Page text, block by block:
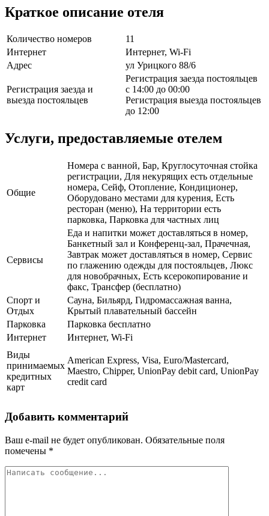
Краткое описание отеля
Количество номеров
11
Интернет
Интернет, Wi-Fi
Адрес
ул Урицкого 88/6
Регистрация заезда и
выезда постояльцев
Регистрация заезда постояльцев
с 14:00 до 00:00
Регистрация выезда постояльцев
до 12:00
Услуги, предоставляемые отелем
Общие
Номера с ванной, Бар, Круглосуточная стойка
регистрации, Для некурящих есть отдельные
номера, Сейф, Отопление, Кондиционер,
Оборудовано местами для курения, Есть
ресторан (меню), На территории есть
парковка, Парковка для частных лиц
Сервисы
Еда и напитки может доставляться в номер,
Банкетный зал и Конференц-зал, Прачечная,
Завтрак может доставляться в номер, Сервис
по глажению одежды для постояльцев, Люкс
для новобрачных, Есть ксерокопирование и
факс, Трансфер (бесплатно)
Спорт и
Отдых
Сауна, Бильярд, Гидромассажная ванна,
Крытый плавательный бассейн
Парковка
Парковка бесплатно
Интернет
Интернет, Wi-Fi
Виды
принимаемых
кредитных
карт
American Express, Visa, Euro/Mastercard,
Maestro, Chipper, UnionPay debit card, UnionPay
credit card
Добавить комментарий
Ваш e-mail не будет опубликован. Обязательные поля
помечены *